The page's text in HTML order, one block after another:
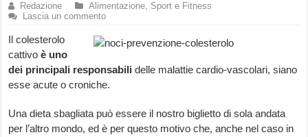
Redazione
Alimentazione, Sport e Fitness
Lascia un commento
Il colesterolo
cattivoè uno
dei principali responsabilidelle malattie cardio-vascolari, siano
esse acute o croniche.
Una dieta sbagliata può essere il nostro biglietto di sola andata
per l’altro mondo, ed è per questo motivo che, anche nel caso in